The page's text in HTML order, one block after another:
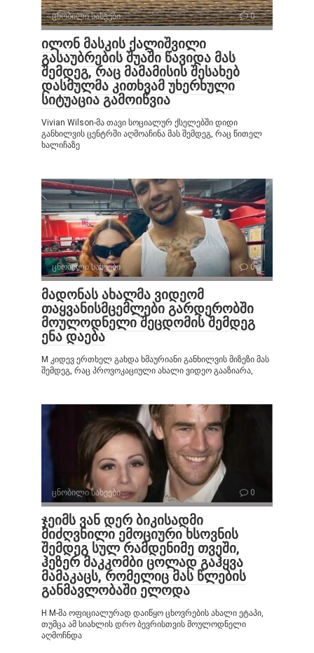
ცნობილი სახეები 0
ილონ მასკის ქალიშვილი
გასაუბრების შუაში წავიდა მას
შემდეგ, რაც მამამისის შესახებ
დასმულმა კითხვამ უხერხული
სიტუაცია გამოიწვია
Vivian Wilson-მა თავი სოციალურ ქსელებში დიდი
განხილვის ცენტრში აღმოაჩინა მას შემდეგ, რაც წითელ
ხალიჩაზე
ცნობილი სახეები 0
მადონას ახალმა ვიდეომ
თაყვანისმცემლები გარდერობში
მოულოდნელი შეცდომის შემდეგ
ენა დაება
M კიდევ ერთხელ გახდა ხმაურიანი განხილვის მიზეზი მას
შემდეგ, რაც პროვოკაციული ახალი ვიდეო გააზიარა,
ცნობილი სახეები 0
ჯეიმს ვან დერ ბიკისადმი
მიძღვნილი ემოციური ხსოვნის
შემდეგ სულ რამდენიმე თვეში,
ჰეზერ მაკკომბი ცოლად გაჰყვა
მამაკაცს, რომელიც მას წლების
განმავლობაში ელოდა
H M-მა ოფიციალურად დაიწყო ცხოვრების ახალი ეტაპი,
თუმცა ამ სიახლის დრო ბევრისთვის მოულოდნელი
აღმოჩნდა